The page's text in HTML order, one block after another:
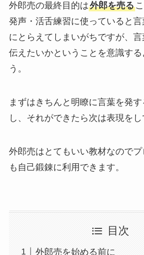
外郎売の最終目的は外郎を売る
発声・活舌練習に使っていると言
にとらえてしまいがちですが、
伝えたいかということを意識する
う。
まずはきちんと明瞭に言葉を発
し、それができたら次は表現をし
外郎売はとてもいい教材なので
も自己鍛錬に利用できます。
目次
外郎売を始める前に